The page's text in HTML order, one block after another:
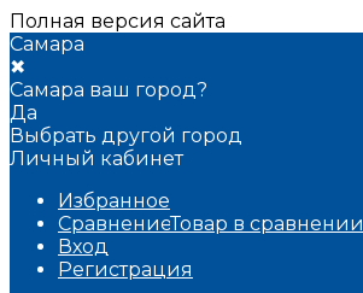
Полная версия сайта
Самара
✖
Самара ваш город?
Да
Выбрать другой город
Личный кабинет
Избранное
СравнениеТовар в сравнении
Вход
Регистрация